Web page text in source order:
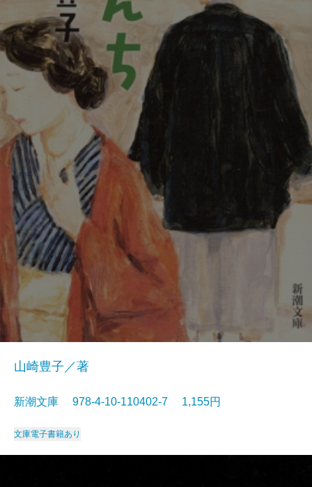
山崎豊子／著
新潮文庫 978-4-10-110402-7 1,155円
文庫電子書籍あり